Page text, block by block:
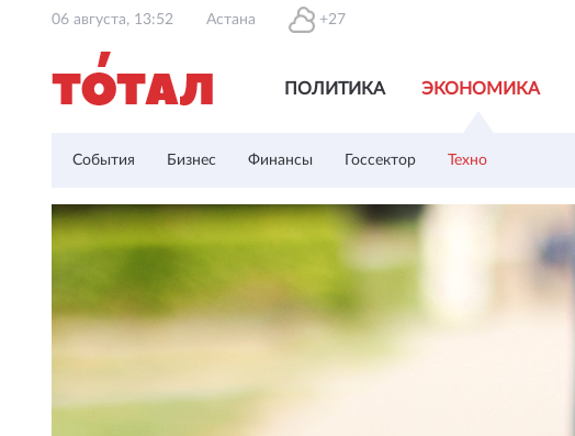
06 августа, 13:52 Астана +27
ПОЛИТИКА ЭКОНОМИКА
События Бизнес Финансы Госсектор Техно